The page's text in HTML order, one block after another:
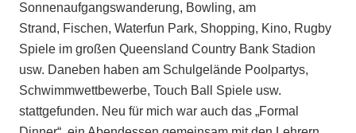
Sonnenaufgangswanderung, Bowling, am
Strand, Fischen, Waterfun Park, Shopping, Kino, Rugby
Spiele im großen Queensland Country Bank Stadion
usw. Daneben haben am Schulgelände Poolpartys,
Schwimmwettbewerbe, Touch Ball Spiele usw.
stattgefunden. Neu für mich war auch das „Formal